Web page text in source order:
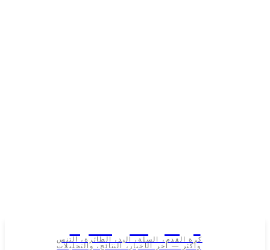
كرة القدم، السلة، اليد، الطائرة، التنس
وأكثر — آخر الأخبار، النتائج، والتحليلات